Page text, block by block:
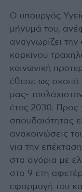
Ο υπουργός
μήνυμά του,
αναγνωρίζει
καρκίνου
κοινωνική
έθεσε ως σκοπό
μας-
έτος 2030. Προς
σπουδαιότητας
ανακοινώσεις
για την
στα αγόρια με
στα 9 έτη
εφαρμογή του